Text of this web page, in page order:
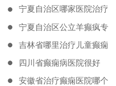
宁夏自治区哪家医院治疗
癫痫病效果好
宁夏自治区公立羊癫疯专
业医院
吉林省哪里治疗儿童癫痫
病的医院
四川省癫痫病医院很好
安徽省治疗癫痫医院哪个